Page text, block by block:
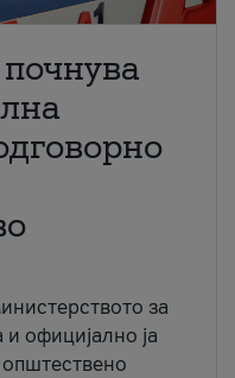
за
официјално ја
општествено